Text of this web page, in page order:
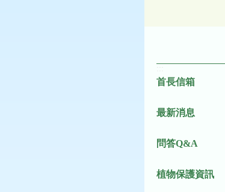
首長信箱
最新消息
問答Q&A
植物保護資訊